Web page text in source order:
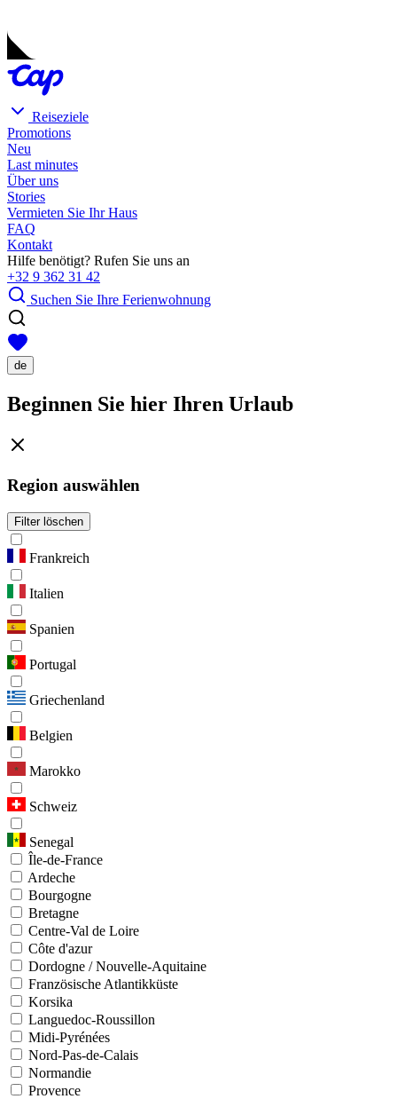
Reiseziele
Promotions
Neu
Last minutes
Über uns
Stories
Vermieten Sie Ihr Haus
FAQ
Kontakt
Hilfe benötigt? Rufen Sie uns an
+32 9 362 31 42
Suchen Sie Ihre Ferienwohnung
de
Beginnen Sie hier Ihren Urlaub
Region auswählen
Filter löschen
Frankreich
Italien
Spanien
Portugal
Griechenland
Belgien
Marokko
Schweiz
Senegal
Île-de-France
Ardeche
Bourgogne
Bretagne
Centre-Val de Loire
Côte d'azur
Dordogne / Nouvelle-Aquitaine
Französische Atlantikküste
Korsika
Languedoc-Roussillon
Midi-Pyrénées
Nord-Pas-de-Calais
Normandie
Provence